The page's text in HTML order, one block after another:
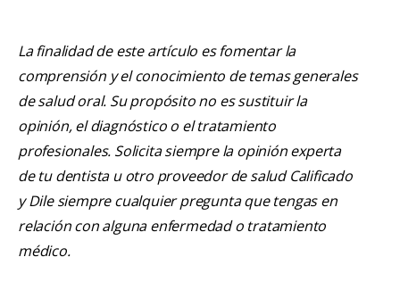
La finalidad de este artículo es fomentar la
comprensión y el conocimiento de temas generales
de salud oral. Su propósito no es sustituir la
opinión, el diagnóstico o el tratamiento
profesionales. Solicita siempre la opinión experta
de tu dentista u otro proveedor de salud Calificado
y Dile siempre cualquier pregunta que tengas en
relación con alguna enfermedad o tratamiento
médico.